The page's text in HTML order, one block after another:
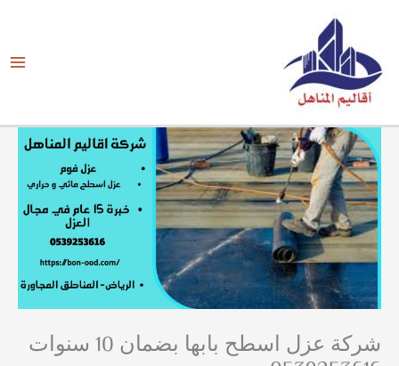
المحتوى
شركة عزل اسطح بابها بضمان 10 سنوات